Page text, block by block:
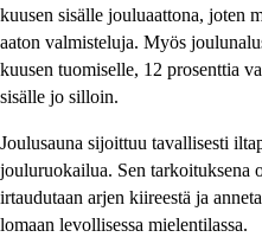
kuusen sisälle jouluaattona, joten
aaton valmisteluja. Myös
kuusen tuomiselle, 12 prosenttia
sisälle jo silloin.
Joulusauna sijoittuu tavallisesti
jouluruokailua. Sen tarkoituksena
irtaudutaan arjen kiireestä ja
lomaan levollisessa mielentilassa.